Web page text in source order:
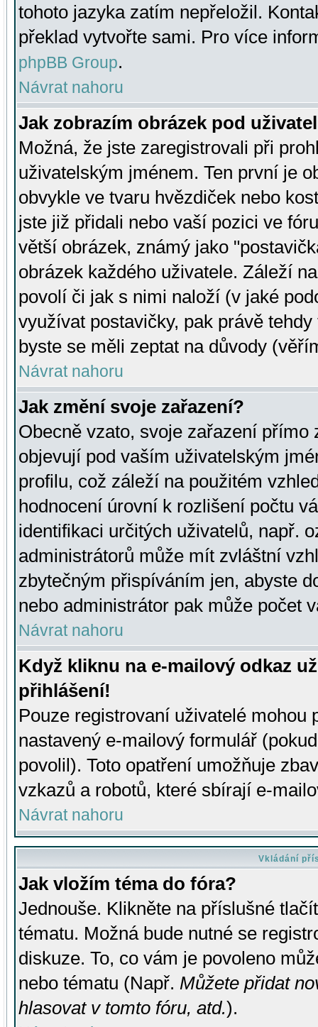
tohoto jazyka zatím nepřeložil.
překlad vytvořte sami. Pro více
phpBB Group.
Návrat nahoru
Jak zobrazím obrázek pod
Možná, že jste zaregistrovali při
uživatelským jménem. Ten první je
obvykle ve tvaru hvězdiček nebo
jste již přidali nebo vaší pozici ve
větší obrázek, známý jako
obrázek každého uživatele. Záleží
povolí či jak s nimi naloží (v jaké
využívat postavičky, pak právě
byste se měli zeptat na důvody
Návrat nahoru
Jak změní svoje zařazení?
Obecně vzato, svoje zařazení přímo
objevují pod vaším uživatelským
profilu, což záleží na použitém
hodnocení úrovní k rozlišení počtu
identifikaci určitých uživatelů, např.
administrátorů může mít zvláštní
zbytečným přispíváním jen, abyste
nebo administrátor pak může počet
Návrat nahoru
Když kliknu na e-mailový odkaz
přihlášení!
Pouze registrovaní uživatelé mohou
nastavený e-mailový formulář
povolil). Toto opatření umožňuje
vzkazů a robotů, které sbírají e-
Návrat nahoru
Vkládání
Jak vložím téma do fóra?
Jednouše. Klikněte na příslušné
tématu. Možná bude nutné se
diskuze. To, co vám je povoleno
nebo tématu (Např. Můžete přidat
hlasovat v tomto fóru, atd.).